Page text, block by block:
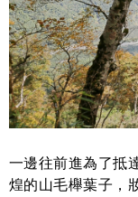
一邊往前進為了抵
煌的山毛櫸葉子，